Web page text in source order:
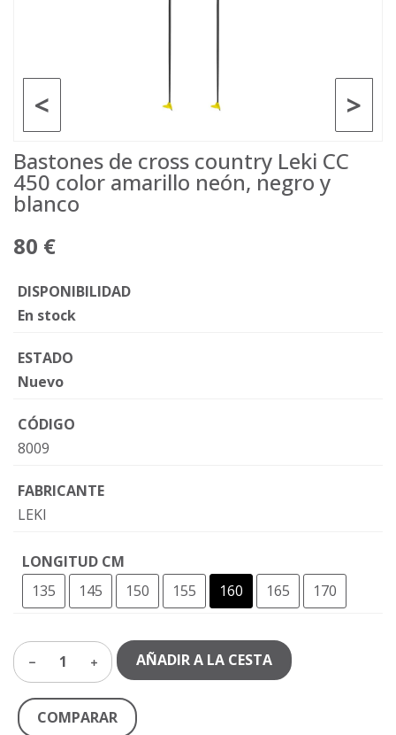
>
<
Bastones de cross country Leki CC
450 color amarillo neón, negro y
blanco
80 €
DISPONIBILIDAD
En stock
ESTADO
Nuevo
CÓDIGO
8009
FABRICANTE
LEKI
LONGITUD CM
135
145 150 155 160 165 170
1 AÑADIR A LA CESTA
COMPARAR